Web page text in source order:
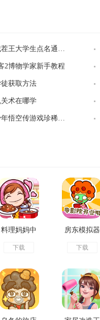
汉字找茬王大学生点名怎么过关 汉字找茬王大学生点名通关方法
2博物学家新手教程
获取方法
术在哪学
少年悟空传游戏中珍稀道具获取方法 少年悟空传游戏珍稀道具如何获取
料理妈妈中
下载
房东模拟器
下载